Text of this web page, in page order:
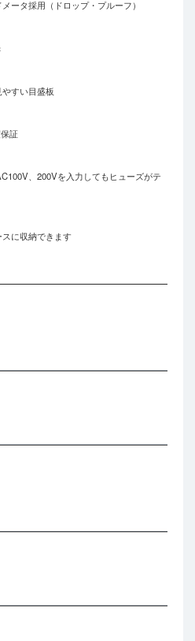
ータ採用（ドロップ・プルーフ）
すい目盛板
証
、200Vを入力してもヒューズがテ
に収納できます